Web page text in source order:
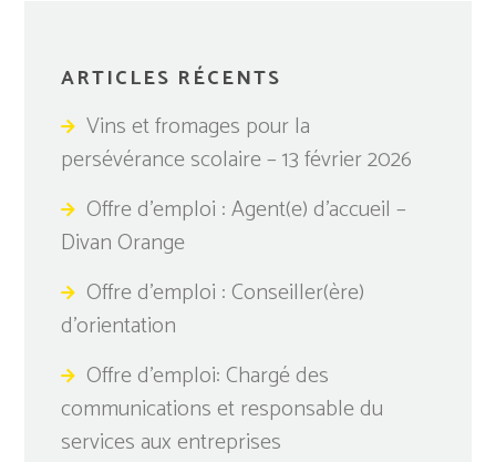
ARTICLES RÉCENTS
Vins et fromages pour la
persévérance scolaire – 13 février 2026
Offre d’emploi : Agent(e) d’accueil –
Divan Orange
Offre d’emploi : Conseiller(ère)
d’orientation
Offre d’emploi: Chargé des
communications et responsable du
services aux entreprises